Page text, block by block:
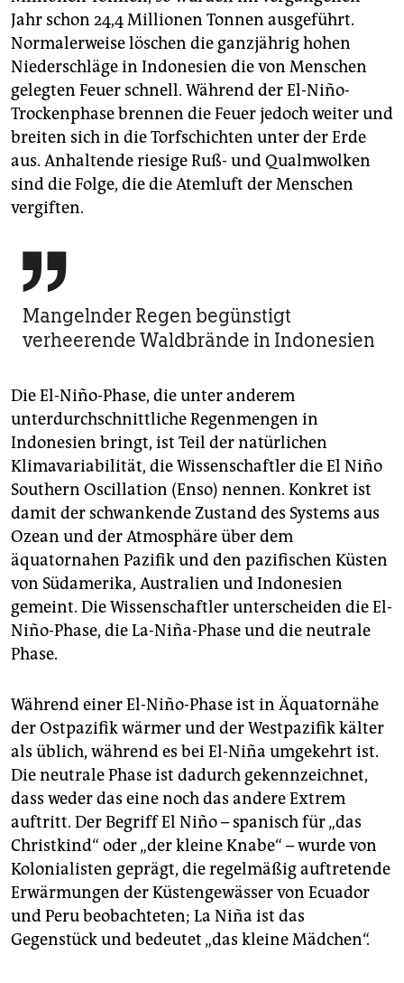
Jahr schon 24,4 Millionen Tonnen ausgeführt.
Normalerweise löschen die ganzjährig hohen
Niederschläge in Indonesien die von Menschen
gelegten Feuer schnell. Während der El-Niño-
Trockenphase brennen die Feuer jedoch weiter und
breiten sich in die Torfschichten unter der Erde
aus. Anhaltende riesige Ruß- und Qualmwolken
sind die Folge, die die Atemluft der Menschen
vergiften.

Mangelnder Regen begünstigt
verheerende Waldbrände in Indonesien
Die El-Niño-Phase, die unter anderem
unterdurchschnittliche Regenmengen in
Indonesien bringt, ist Teil der natürlichen
Klimavariabilität, die Wissenschaftler die El Niño
Southern Oscillation (Enso) nennen. Konkret ist
damit der schwankende Zustand des Systems aus
Ozean und der Atmosphäre über dem
äquatornahen Pazifik und den pazifischen Küsten
von Südamerika, Australien und Indonesien
gemeint. Die Wissenschaftler unterscheiden die El-
Niño-Phase, die La-Niña-Phase und die neutrale
Phase.
Während einer El-Niño-Phase ist in Äquatornähe
der Ostpazifik wärmer und der Westpazifik kälter
als üblich, während es bei El-Niña umgekehrt ist.
Die neutrale Phase ist dadurch gekennzeichnet,
dass weder das eine noch das andere Extrem
auftritt. Der Begriff El Niño – spanisch für „das
Christkind“ oder „der kleine Knabe“ – wurde von
Kolonialisten geprägt, die regelmäßig auftretende
Erwärmungen der Küstengewässer von Ecuador
und Peru beobachteten; La Niña ist das
Gegenstück und bedeutet „das kleine Mädchen“.